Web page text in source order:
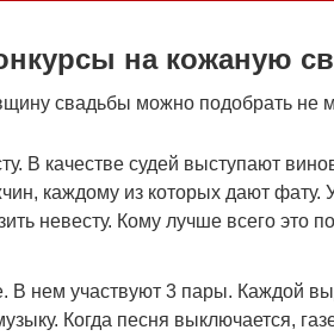
на кожаную
свадьбы можно подобрать не
В качестве судей выступают
каждому из которых дают фату.
невесту. Кому лучше всего это
В нем участвуют 3 пары. Каждой
Когда песня выключается,